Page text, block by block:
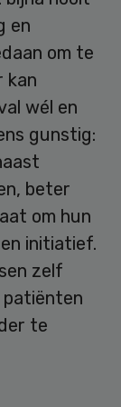
en
om te
kan
wél en
gunstig:
beter
om hun
initiatief.
zelf
patiënten
te